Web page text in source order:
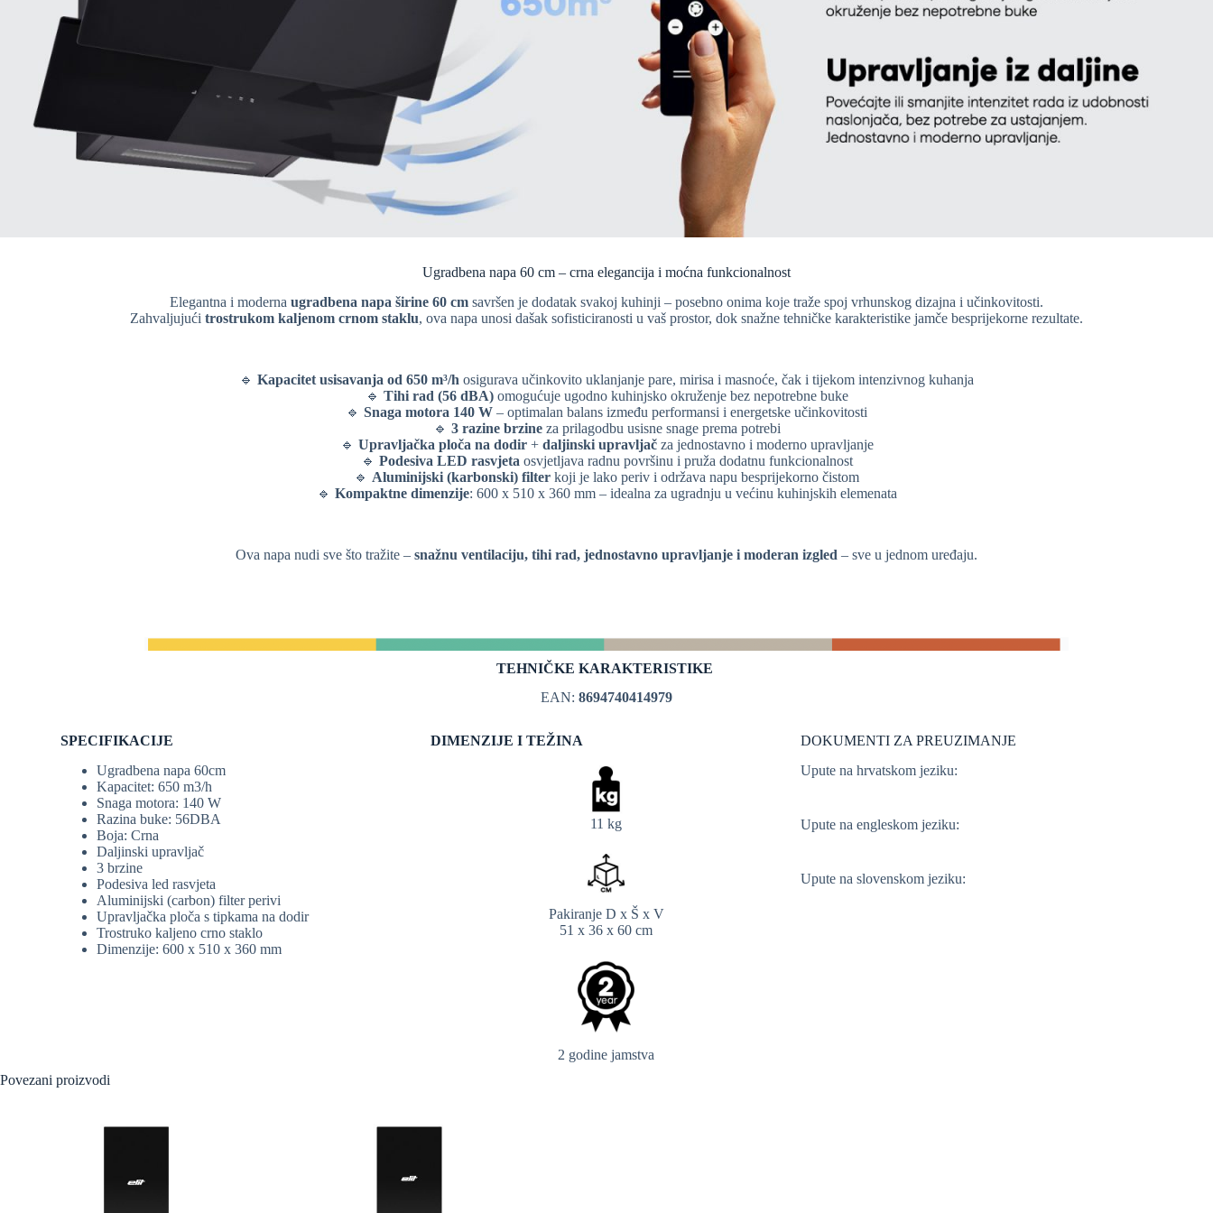
Ugradbena napa 60 cm – crna elegancija i moćna funkcionalnost
Elegantna i moderna ugradbena napa širine 60 cm savršen je dodatak svakoj kuhinji – posebno onima koje traže spoj vrhunskog dizajna i učinkovitosti.
Zahvaljujući trostrukom kaljenom crnom staklu, ova napa unosi dašak sofisticiranosti u vaš prostor, dok snažne tehničke karakteristike jamče besprijekorne rezultate.
🔹 Kapacitet usisavanja od 650 m³/h osigurava učinkovito uklanjanje pare, mirisa i masnoće, čak i tijekom intenzivnog kuhanja
🔹 Tihi rad (56 dBA)omogućuje ugodno kuhinjsko okruženje bez nepotrebne buke
🔹 Snaga motora 140 W – optimalan balans između performansi i energetske učinkovitosti
🔹 3 razine brzineza prilagodbu usisne snage prema potrebi
🔹 Upravljačka ploča na dodir+ daljinski upravljačza jednostavno i moderno upravljanje
🔹 Podesiva LED rasvjeta osvjetljava radnu površinu i pruža dodatnu funkcionalnost
🔹 Aluminijski (karbonski) filter koji je lako periv i održava napu besprijekorno čistom
🔹 Kompaktne dimenzije: 600 x 510 x 360 mm – idealna za ugradnju u većinu kuhinjskih elemenata
Ova napa nudi sve što tražite – snažnu ventilaciju, tihi rad, jednostavno upravljanje i moderan izgled – sve u jednom uređaju.
TEHNIČKE KARAKTERISTIKE
EAN: 8694740414979
SPECIFIKACIJE
Ugradbena napa 60cm
Kapacitet: 650 m3/h
Snaga motora: 140 W
Razina buke: 56DBA
Boja: Crna
Daljinski upravljač
3 brzine
Podesiva led rasvjeta
Aluminijski (carbon) filter perivi
Upravljačka ploča s tipkama na dodir
Trostruko kaljeno crno staklo
Dimenzije: 600 x 510 x 360 mm
DIMENZIJE I TEŽINA
11 kg
Pakiranje D x Š x V
51 x 36 x 60 cm
2 godine jamstva
DOKUMENTI ZA PREUZIMANJE
Upute na hrvatskom jeziku:
Upute na engleskom jeziku:
Upute na slovenskom jeziku:
Povezani proizvodi